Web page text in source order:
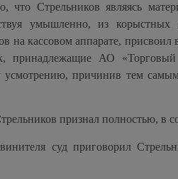
что Стрельников являясь
умышленно, из корыстных
на кассовом аппарате,
АО «Торговый
причинив тем
признал полностью, в
суд приговорил